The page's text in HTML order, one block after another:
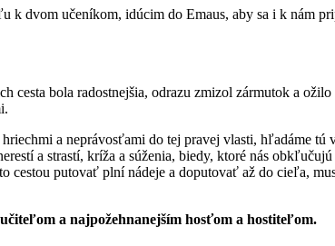
k dvom učeníkom, idúcim do Emaus, aby sa i k nám
bola radostnejšia, odrazu zmizol zármutok a ožilo
a neprávosťami do tej pravej vlasti, hľadáme tú
a strastí, kríža a súženia, biedy, ktoré nás
cestou putovať plní nádeje a doputovať až do cieľa,
a najpožehnanejším hosťom a hostiteľom.